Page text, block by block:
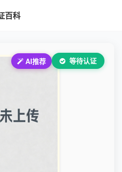
百科
AI推荐 等待认证